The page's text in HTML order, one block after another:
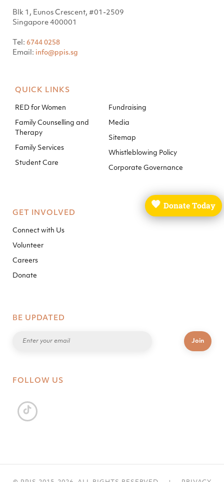
Blk 1, Eunos Crescent, #01-2509
Singapore 400001
Tel: 6744 0258
Email: info@ppis.sg
QUICK LINKS
RED for Women
Family Counselling and
Therapy
Family Services
Student Care
Fundraising
Media
Sitemap
Whistleblowing Policy
Corporate Governance
GET INVOLVED
Connect with Us
Volunteer
Careers
Donate
BE UPDATED
FOLLOW US
🧡 Donate Today